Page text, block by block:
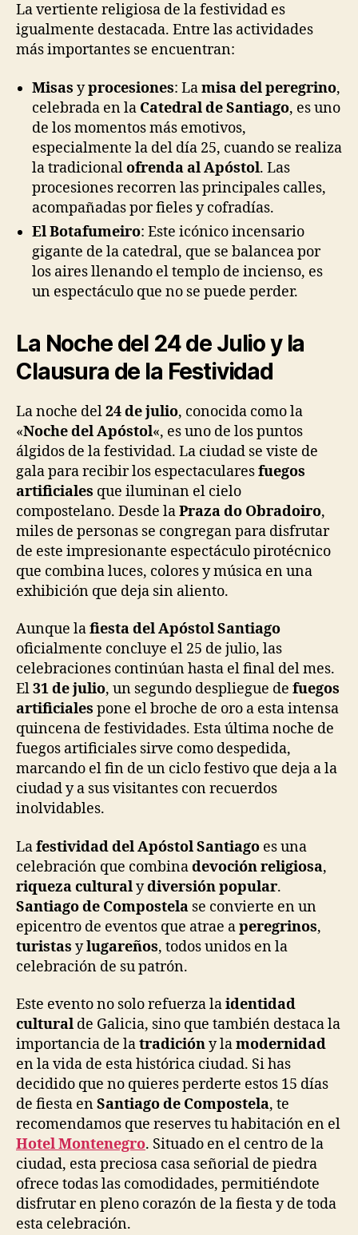
La vertiente religiosa de la festividad es
igualmente destacada. Entre las actividades
más importantes se encuentran:
Misas yprocesiones: Lamisa del peregrino,
celebrada en la Catedral de Santiago, es uno
de los momentos más emotivos,
especialmente la del día 25, cuando se realiza
la tradicionalofrenda al Apóstol. Las
procesiones recorren las principales calles,
acompañadas por fieles y cofradías.
El Botafumeiro: Este icónico incensario
gigante de la catedral, que se balancea por
los aires llenando el templo de incienso, es
un espectáculo que no se puede perder.
La Noche del 24 de Julio y la
Clausura de la Festividad
La noche del24 de julio, conocida como la
«Noche del Apóstol«, es uno de los puntos
álgidos de la festividad. La ciudad se viste de
gala para recibir los espectacularesfuegos
artificiales que iluminan el cielo
compostelano. Desde laPraza do Obradoiro,
miles de personas se congregan para disfrutar
de este impresionante espectáculo pirotécnico
que combina luces, colores y música en una
exhibición que deja sin aliento.
Aunque lafiesta del Apóstol Santiago
oficialmente concluye el 25 de julio, las
celebraciones continúan hasta el final del mes.
El31 de julio, un segundo despliegue de fuegos
artificiales pone el broche de oro a esta intensa
quincena de festividades. Esta última noche de
fuegos artificiales sirve como despedida,
marcando el fin de un ciclo festivo que deja a la
ciudad y a sus visitantes con recuerdos
inolvidables.
Lafestividad del Apóstol Santiago es una
celebración que combinadevoción religiosa,
riqueza culturalydiversión popular.
Santiago de Compostela se convierte en un
epicentro de eventos que atrae aperegrinos,
turistas ylugareños, todos unidos en la
celebración de su patrón.
Este evento no solo refuerza laidentidad
cultural de Galicia, sino que también destaca la
importancia de latradicióny lamodernidad
en la vida de esta histórica ciudad. Si has
decidido que no quieres perderte estos 15 días
de fiesta enSantiago de Compostela, te
recomendamos que reserves tu habitación en el
Hotel Montenegro. Situado en el centro de la
ciudad, esta preciosa casa señorial de piedra
ofrece todas las comodidades, permitiéndote
disfrutar en pleno corazón de la fiesta y de toda
esta celebración.